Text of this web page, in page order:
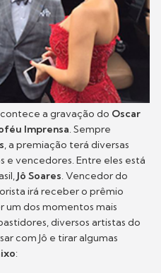
a gravação do Oscar
Imprensa. Sempre
, a premiação terá diversas
e vencedores. Entre eles está
Jô Soares. Vencedor do
irá receber o prêmio
dos momentos mais
diversos artistas do
com Jô e tirar algumas
: